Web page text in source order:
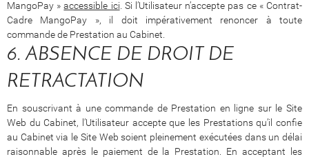
MangoPay »accessible ici . Si l’Utilisateur n’accepte pas ce « Contrat-
Cadre MangoPay », il doit impérativement renoncer à toute
commande de Prestation au Cabinet.
6. ABSENCE DE DROIT DE
RETRACTATION
En souscrivant à une commande de Prestation en ligne sur le Site
Web du Cabinet, l’Utilisateur accepte que les Prestations qu’il confie
au Cabinet via le Site Web soient pleinement exécutées dans un délai
raisonnable après le paiement de la Prestation. En acceptant les